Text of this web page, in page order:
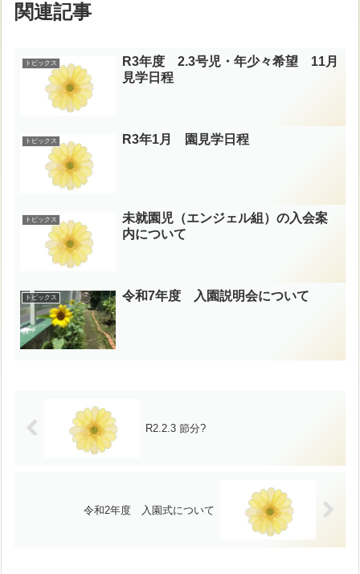
関連記事
トピックス
R3年度 2.3号児・年少々希望 11月
見学日程
トピックス R3年1月 園見学日程
トピックス
未就園児（エンジェル組）の入会案
内について
トピックス 令和7年度 入園説明会について
R2.2.3 節分?
令和2年度 入園式について